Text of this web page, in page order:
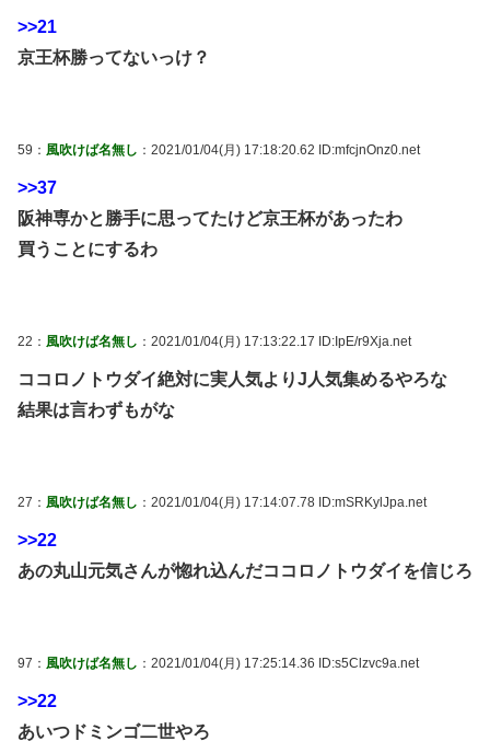
>>21
京王杯勝ってないっけ？
59： 風吹けば名無し ：2021/01/04(月) 17:18:20.62 ID:mfcjnOnz0.net
>>37
阪神専かと勝手に思ってたけど京王杯があったわ
買うことにするわ
22： 風吹けば名無し ：2021/01/04(月) 17:13:22.17 ID:IpE/r9Xja.net
ココロノトウダイ絶対に実人気よりJ人気集めるやろな
結果は言わずもがな
27： 風吹けば名無し ：2021/01/04(月) 17:14:07.78 ID:mSRKylJpa.net
>>22
あの丸山元気さんが惚れ込んだココロノトウダイを信じろ
97： 風吹けば名無し ：2021/01/04(月) 17:25:14.36 ID:s5Clzvc9a.net
>>22
あいつドミンゴ二世やろ